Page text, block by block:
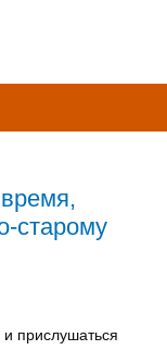
старому
прислушаться